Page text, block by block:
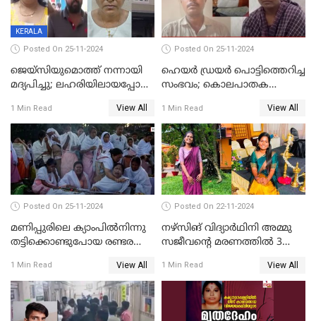
KERALA
Posted On 25-11-2024
ജെയ്‌സിയുമൊത്ത് നന്നായി
മദ്യപിച്ചു; ലഹരിയിലായപ്പോൾ
പലവട്ടം അടിച്ചു;
നിലവിളിച്ചപ്പോൾ മുഖത്ത്
തലയിണ വച്ചമർത്തി;
അരുംകൊലയിൽ യുവാവും
യുവതിയും പിടിയിൽ
1 Min Read View All
Posted On 25-11-2024
ഹെയര്‍ ഡ്രയര്‍ പൊട്ടിത്തെറിച്ച
സംഭവം; കൊലപാതക
ചെയ്തു
1 Min Read View All
Posted On 25-11-2024
മണിപ്പുരിലെ ക്യാംപില്‍നിന്നു
തട്ടിക്കൊണ്ടുപോയ രണ്ടര
പീഡനത്തിനിരയായി
1 Min Read View All
Posted On 22-11-2024
നഴ്സിങ് വിദ്യാര്‍ഥിനി അമ്മു
സജീവന്റെ മരണത്തില്‍ 3
രേഖപ്പെടുത്തി
1 Min Read View All